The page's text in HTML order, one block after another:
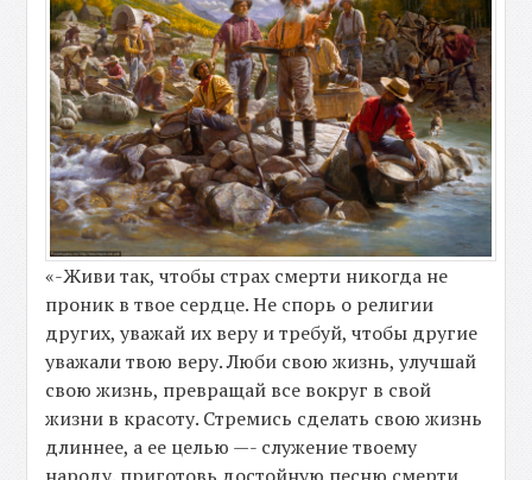
«-Живи так, чтобы страх смерти никогда не
проник в твое сердце. Не спорь о религии
других, уважай их веру и требуй, чтобы другие
уважали твою веру. Люби свою жизнь, улучшай
свою жизнь, превращай все вокруг в свой
жизни в красоту. Стремись сделать свою жизнь
длиннее, а ее целью —- служение твоему